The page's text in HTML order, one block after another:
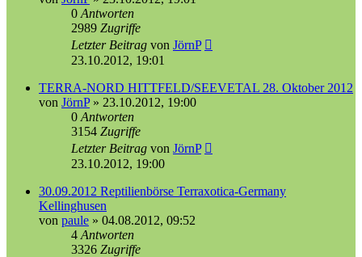
0 Antworten
2989 Zugriffe
Letzter Beitrag von JörnP
23.10.2012, 19:01
TERRA-NORD HITTFELD/SEEVETAL 28. Oktober 2012
von JörnP» 23.10.2012, 19:00
0 Antworten
3154 Zugriffe
Letzter Beitrag von JörnP
23.10.2012, 19:00
30.09.2012 Reptilienbörse Terraxotica-Germany
Kellinghusen
von paule » 04.08.2012, 09:52
4 Antworten
3326 Zugriffe